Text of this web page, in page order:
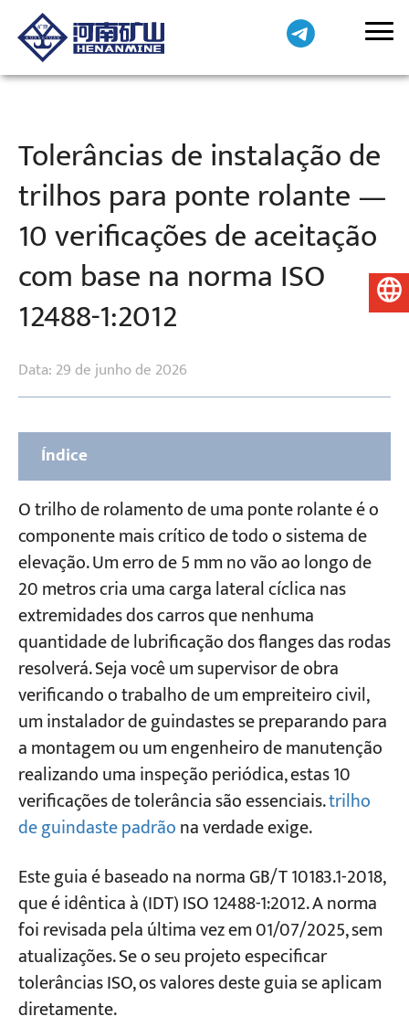
Projetos
Blogs
Notícias
Aplicações
Contate-nos
Tolerâncias de instalação de
trilhos para ponte rolante —
10 verificações de aceitação
com base na norma ISO
12488-1:2012
Data: 29 de junho de 2026
Índice
instalação dos trilhos das pontes rolantes?
Determinação das tolerâncias de instalação
dos trilhos da ponte rolante
As 10 verificações de tolerância (nível 2)
Verificação 1 — Tolerância de vão ΔS
Verificação 2 — Retidão do trilho no plano
horizontal (comprimento total) B
Verificação 3 — Retilineidade do trilho no
plano horizontal (amostra de 2000 mm) b
Verificação 4 — Retidão do trilho no plano
Verificação 5 — Retilineidade do trilho no
plano vertical (amostra de 2000 mm) c
Verificação 6 — Diferença de altura entre os
trilhos opostos E
Verificação 7 — Parada final / Paralelismo do
O trilho de rolamento de uma ponte rolante é o
componente mais crítico de todo o sistema de
elevação. Um erro de 5 mm no vão ao longo de
20 metros cria uma carga lateral cíclica nas
extremidades dos carros que nenhuma
quantidade de lubrificação dos flanges das rodas
resolverá. Seja você um supervisor de obra
verificando o trabalho de um empreiteiro civil,
um instalador de guindastes se preparando para
a montagem ou um engenheiro de manutenção
realizando uma inspeção periódica, estas 10
verificações de tolerância são essenciais.trilho
de guindaste padrãona verdade exige.
Este guia é baseado na norma GB/T 10183.1-2018,
que é idêntica à (IDT) ISO 12488-1:2012. A norma
foi revisada pela última vez em 01/07/2025, sem
atualizações. Se o seu projeto especificar
tolerâncias ISO, os valores deste guia se aplicam
diretamente.
Português do Brasil